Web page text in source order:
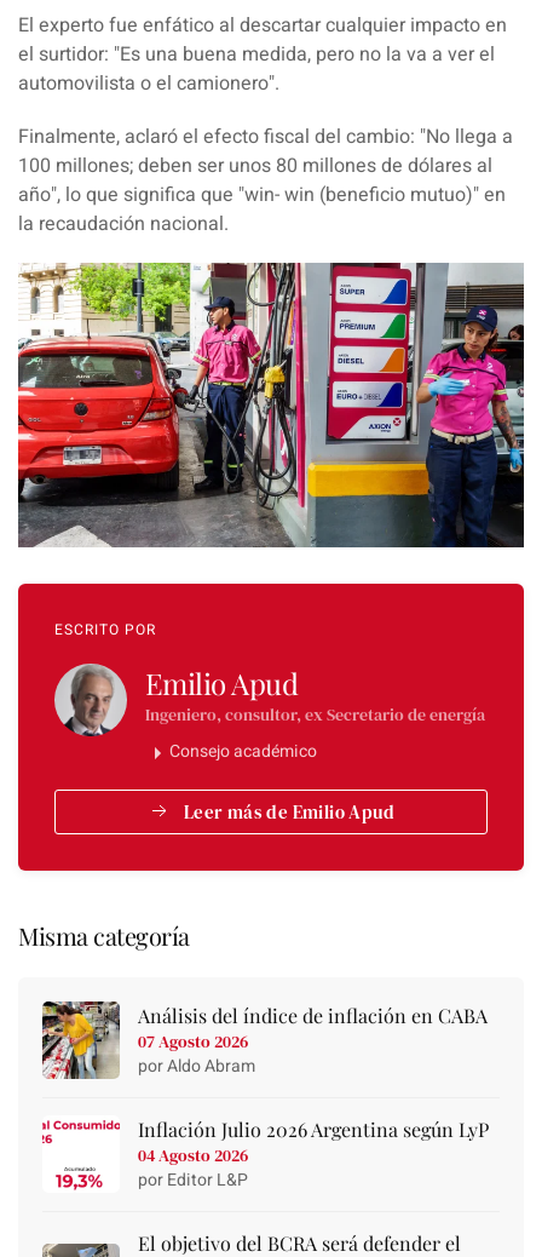
El experto fue enfático al descartar cualquier impacto en
el surtidor: "Es una buena medida, pero no la va a ver el
automovilista o el camionero".
Finalmente, aclaró el efecto fiscal del cambio: "No llega a
100 millones; deben ser unos 80 millones de dólares al
año", lo que significa que "win- win (beneficio mutuo)" en
la recaudación nacional.
ESCRITO POR
Emilio Apud
Ingeniero, consultor, ex Secretario de energía
Consejo académico
Leer más de Emilio Apud
Misma categoría
Análisis del índice de inflación en CABA
07 Agosto 2026
por Aldo Abram
Inflación Julio 2026 Argentina según LyP
04 Agosto 2026
por Editor L&P
El objetivo del BCRA será defender el